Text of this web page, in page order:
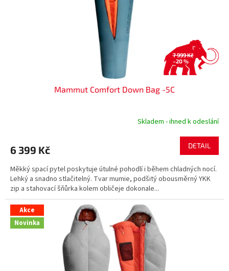
7 999 Kč
–20 %
Mammut Comfort Down Bag -5C
Skladem - ihned k odeslání
6 399 Kč DETAIL
Měkký spací pytel poskytuje útulné pohodlí i během chladných nocí.
Lehký a snadno stlačitelný. Tvar mumie, podšitý obousměrný YKK
zip a stahovací šňůrka kolem obličeje dokonale...
Akce
Novinka